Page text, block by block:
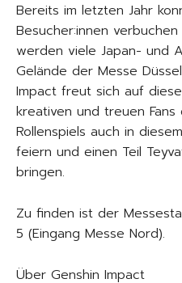
Bereits im letzten Jahr
Besucher:innen
werden viele Japan- und
Gelände der Messe
Impact freut sich auf
kreativen und treuen Fans
Rollenspiels auch in
feiern und einen Teil
bringen.
Zu finden ist der
5 (Eingang Messe Nord).
Über Genshin Impact